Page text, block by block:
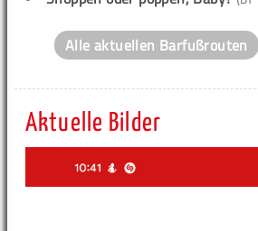
Alle aktuellen Barfußrouten
Aktuelle Bilder